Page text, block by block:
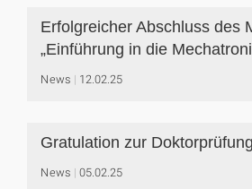
Erfolgreicher Abschluss des
„Einführung in die
News 12.02.25
Gratulation zur Doktorprüfung
News 05.02.25